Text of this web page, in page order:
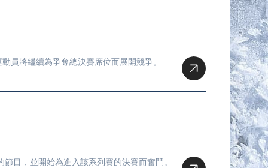
員將繼續為爭奪總決賽席位而展開競爭。
目，並開始為進入該系列賽的決賽而奮鬥。